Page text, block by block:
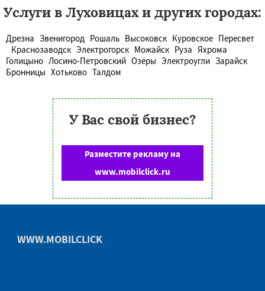
Услуги в Луховицах и других городах:
Дрезна Звенигород Рошаль Высоковск Куровское Пересвет
Краснозаводск Электрогорск Можайск Руза Яхрома
Голицыно Лосино-Петровский Озёры Электроугли Зарайск
Бронницы Хотьково Талдом
У Вас свой бизнес?
Разместите рекламу на
www.mobilclick.ru
WWW.MOBILCLICK